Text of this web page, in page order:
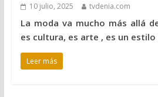
10 julio, 2025 tvdenia.com
La moda va mucho más allá
es cultura, es arte , es un estilo
Leer más